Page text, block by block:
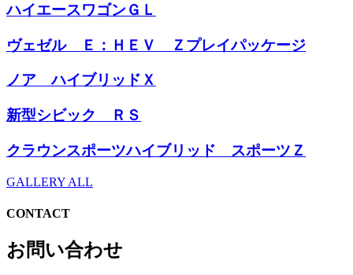
ハイエースワゴンＧＬ
ヴェゼル Ｅ：ＨＥＶ Ｚプレイパッケージ
ノア ハイブリッドＸ
新型シビック ＲＳ
クラウンスポーツハイブリッド スポーツＺ
GALLERY ALL
CONTACT
お問い合わせ